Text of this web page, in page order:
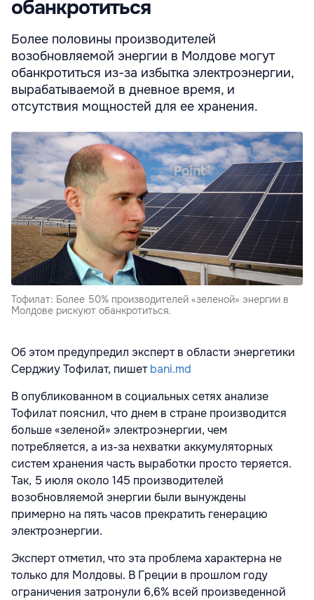
обанкротиться
Более половины производителей
возобновляемой энергии в Молдове могут
обанкротиться из-за избытка электроэнергии,
вырабатываемой в дневное время, и
отсутствия мощностей для ее хранения.
Тофилат: Более 50% производителей «зеленой» энергии в
Молдове рискуют обанкротиться.
Об этом предупредил эксперт в области энергетики
Серджиу Тофилат, пишетbani.md
В опубликованном в социальных сетях анализе
Тофилат пояснил, что днем в стране производится
больше «зеленой» электроэнергии, чем
потребляется, а из-за нехватки аккумуляторных
систем хранения часть выработки просто теряется.
Так, 5 июля около 145 производителей
возобновляемой энергии были вынуждены
примерно на пять часов прекратить генерацию
электроэнергии.
Эксперт отметил, что эта проблема характерна не
только для Молдовы. В Греции в прошлом году
ограничения затронули 6,6% всей произведенной